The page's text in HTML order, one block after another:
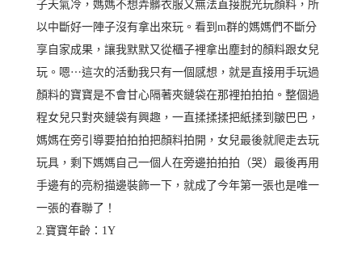
子天氣冷，媽媽不想弄髒衣服又無法直接脫光玩顏料，所
以中斷好一陣子沒有拿出來玩。看到m群的媽媽們不斷分
享自家成果，讓我默默又從櫃子裡拿出塵封的顏料跟女兒
玩。嗯⋯這次的活動我只有一個感想，就是直接用手玩過
顏料的寶寶是不會甘心隔著夾鏈袋在那裡拍拍拍。整個過
程女兒只對夾鏈袋有興趣，一直揉揉揉把紙揉到皺巴巴，
媽媽在旁引導要拍拍拍把顏料拍開，女兒最後就爬走去玩
玩具，剩下媽媽自己一個人在旁邊拍拍拍（哭）最後再用
手邊有的亮粉描邊裝飾一下，就成了今年第一張也是唯一
一張的春聯了！
2.寶寶年齡：1Y